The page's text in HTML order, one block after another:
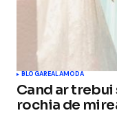
BLOGAREALAMODA
Cand ar
rochia de